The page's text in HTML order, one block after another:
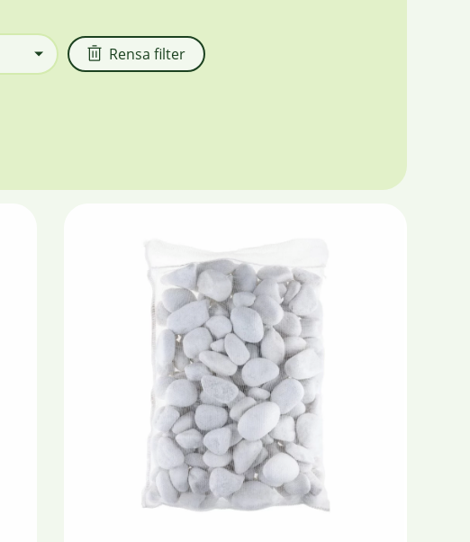
Rensa filter